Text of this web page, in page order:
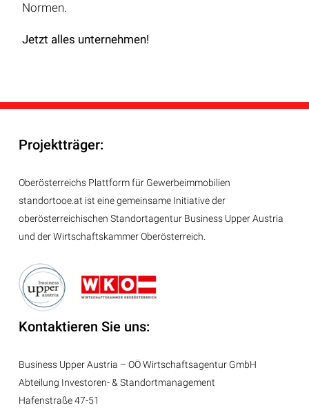
Normen.
Jetzt alles unternehmen!
Projektträger:
Oberösterreichs Plattform für Gewerbeimmobilien
standortooe.at ist eine gemeinsame Initiative der
oberösterreichischen Standortagentur Business Upper Austria
und der Wirtschaftskammer Oberösterreich.
Kontaktieren Sie uns:
Business Upper Austria – OÖ Wirtschaftsagentur GmbH
Abteilung Investoren- & Standortmanagement
Hafenstraße 47-51